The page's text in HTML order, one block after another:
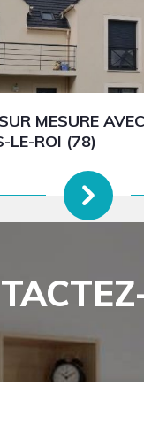
MESURE
LE-ROI (78)